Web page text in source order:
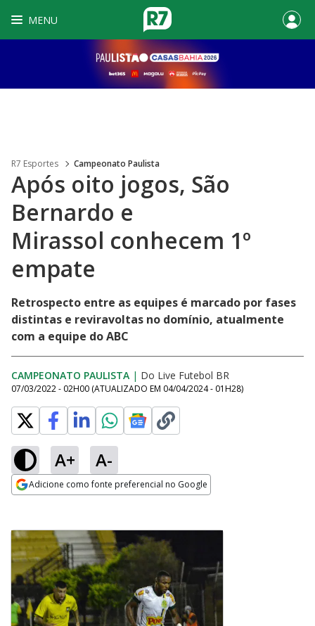
MENU
R7 Esportes Campeonato Paulista
Após oito jogos, São
Bernardo e
Mirassol conhecem 1º
empate
Retrospecto entre as equipes é marcado por fases
distintas e reviravoltas no domínio, atualmente
com a equipe do ABC
CAMPEONATO PAULISTA | Do Live Futebol BR
07/03/2022 - 02H00 (ATUALIZADO EM 04/04/2024 - 01H28)
A+ A-
Adicione como fonte preferencial no Google